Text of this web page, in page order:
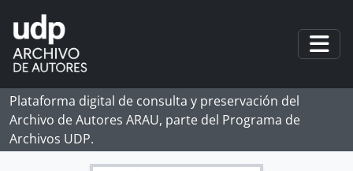
Skip to main content
Plataforma digital de consulta y preservación del
Archivo de Autores ARAU, parte del Programa de
Archivos UDP.